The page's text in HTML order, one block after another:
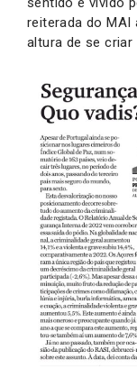
reiterada do MAI
altura de se criar